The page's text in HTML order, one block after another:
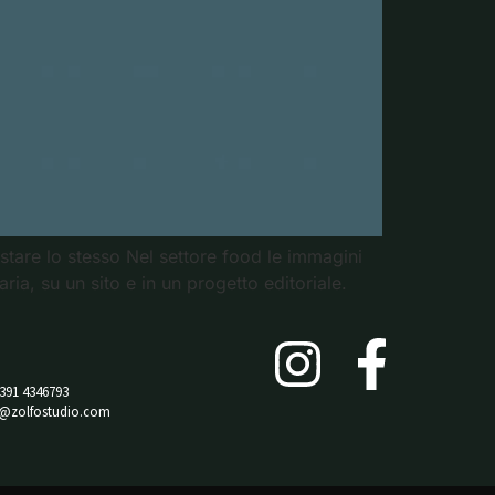
lo stesso Nel settore food le immagini
su un sito e in un progetto editoriale.
4346793